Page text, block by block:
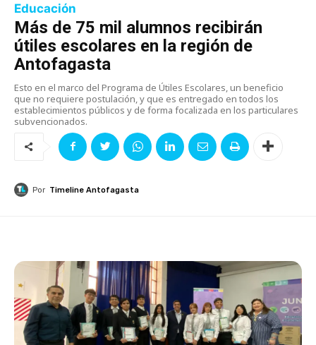
Educación
Más de 75 mil alumnos recibirán
útiles escolares en la región de
Antofagasta
Esto en el marco del Programa de Útiles Escolares, un beneficio
que no requiere postulación, y que es entregado en todos los
establecimientos públicos y de forma focalizada en los particulares
subvencionados.
Por Timeline Antofagasta